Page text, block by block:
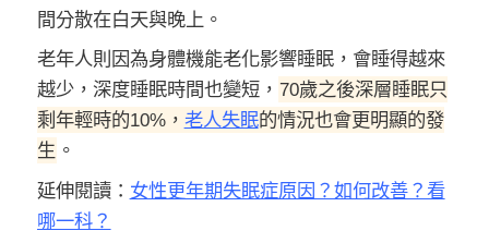
間分散在白天與晚上。
老年人則因為身體機能老化影響睡眠，會睡得越來
越少，深度睡眠時間也變短， 70歲之後深層睡眠只
剩年輕時的10%， 老人失眠的情況也會更明顯的發
生 。
延伸閱讀： 女性更年期失眠症原因？如何改善？看
哪一科？